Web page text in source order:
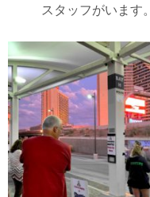
スタッフがいます。